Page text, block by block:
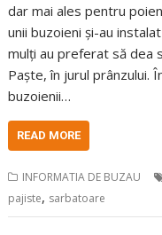
dar mai ales pentru
unii buzoieni și-au
mulți au preferat să dea
Paște, în jurul prânzului.
buzoienii…
READ MORE
INFORMATIA DE BUZAU
pajiste, sarbatoare